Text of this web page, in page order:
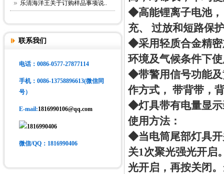
乐清海洋王关于订购样品事项说..
联系我们
电话：0086-0577-27877114
手机：0086-13758896613(微信同
号）
E-mail:1816990106@qq.com
1816990406
微信/QQ：1816990406
◆高能锂离子电池，
充、 过放和短路保
◆采用轻质合金精密
环境及气候条件下
◆带警用信号功能及
作方式， 带背带，
◆灯具带有电量显示
使用方法：
◆当电筒尾部灯具开
关1次聚光强光开启
光开启，再按关闭